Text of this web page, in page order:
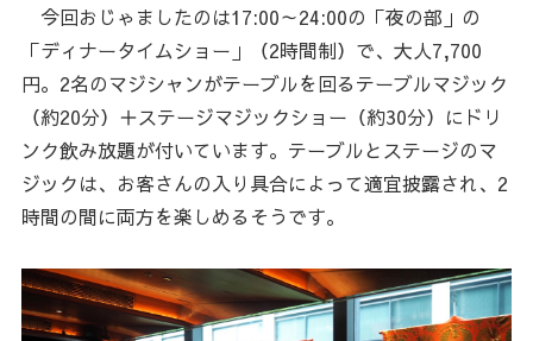
今回おじゃましたのは17:00～24:00の「夜の部」の
「ディナータイムショー」（2時間制）で、大人7,700
円。2名のマジシャンがテーブルを回るテーブルマジック
（約20分）＋ステージマジックショー（約30分）にドリ
ンク飲み放題が付いています。テーブルとステージのマ
ジックは、お客さんの入り具合によって適宜披露され、2
時間の間に両方を楽しめるそうです。